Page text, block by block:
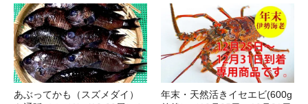
あぶってかも（スズメダイ）
年末・天然活きイセエビ(600g